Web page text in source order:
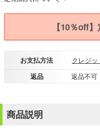
【10％off
お支払方法 クレジ
返品
返品不可
商品説明